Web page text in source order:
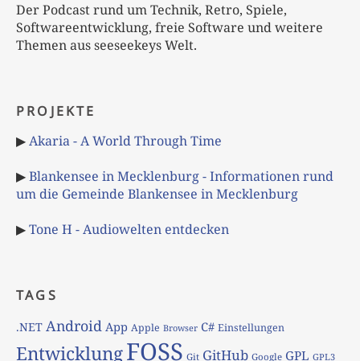
Der Podcast rund um Technik, Retro, Spiele,
Softwareentwicklung, freie Software und weitere
Themen aus seeseekeys Welt.
PROJEKTE
▶Akaria - A World Through Time
▶Blankensee in Mecklenburg - Informationen rund
um die Gemeinde Blankensee in Mecklenburg
▶Tone H - Audiowelten entdecken
TAGS
.NET Android App Apple Browser C# Einstellungen
EntwicklungFOSS Git GitHub Google GPL GPL3